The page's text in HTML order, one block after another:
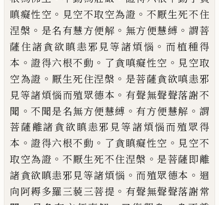
瞋癡性空 。 見空不取空為證 。 不厭生死不住
涅槃 。 是名有慧方便解 。 無方便慧縛 。 謂菩
薩住諸貪欲瞋恚邪見等諸煩惱 。 而植種得
本 。證得六根不動 。 了貪嗔癡性空 。 見空取
空為證 。 厭生死住涅槃 。 是菩薩貪欲嗔恚邪
見等諸煩惱而殖眾德本 。 有聲無聲聲落謝不
聞 。不聞是名無方便慧縛 。 有方便慧解 。 謂
菩薩離諸貪欲瞋恚邪見等諸煩惱而殖眾得
本 。證得六根不動 。 了貪瞋癡性空 。 見空不
取空為證 。 不厭生死不住涅槃 。 是菩薩即離
諸貪欲瞋恚邪見等諸煩惱 。 而殖眾德本 。 迴
向阿耨多羅三藐三菩提 。 有聲無聲聲落謝常